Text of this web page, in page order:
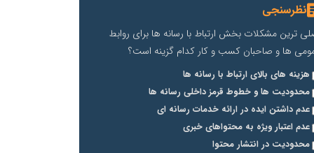
نظرسنجی
ترین مشکلات بخش ارتباط با رسانه ها برای روابط
ها و صاحبان کسب و کار کدام گزینه است؟
هزینه های بالای ارتباط با رسانه ها
محدودیت ها و خطوط قرمز داخلی رسانه ها
عدم داشتن ایده در ارائه خدمات رسانه ای
عدم اعتبار ویژه به محتواهای خبری
محدودیت در انتشار محتوا